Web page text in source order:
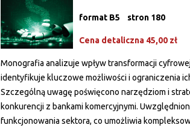
format B5 stron 180
Cena detaliczna 45,00 zł
Monografia analizuje wpływ transformacji
identyfikuje kluczowe możliwości i ograniczenia
Szczególną uwagę poświęcono narzędziom i
konkurencji z bankami komercyjnymi.
funkcjonowania sektora, co umożliwia